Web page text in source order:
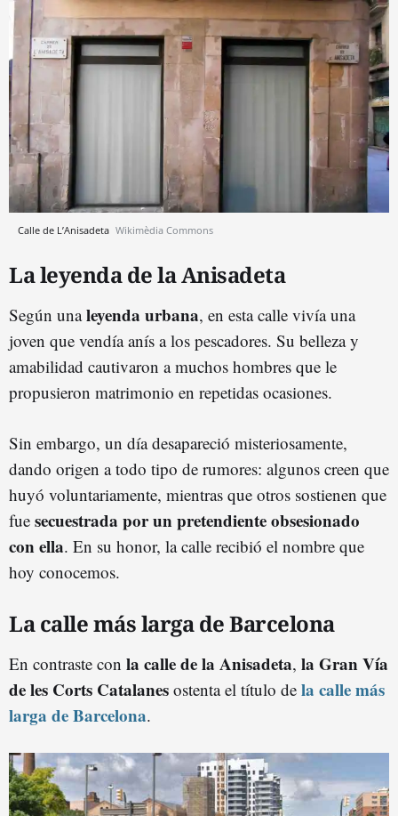
Calle de L’Anisadeta Wikimèdia Commons
La leyenda de la Anisadeta
Según unaleyenda urbana, en esta calle vivía una
joven que vendía anís a los pescadores. Su belleza y
amabilidad cautivaron a muchos hombres que le
propusieron matrimonio en repetidas ocasiones.
Sin embargo, un día desapareció misteriosamente,
dando origen a todo tipo de rumores: algunos creen que
huyó voluntariamente, mientras que otros sostienen que
fue secuestrada por un pretendiente obsesionado
con ella. En su honor, la calle recibió el nombre que
hoy conocemos.
La calle más larga de Barcelona
En contraste con la calle de la Anisadeta, la Gran Vía
de les Corts Catalanes ostenta el título de la calle más
larga de Barcelona.